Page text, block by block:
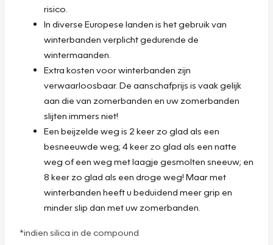
risico.
In diverse Europese landen is het gebruik van
winterbanden verplicht gedurende de
wintermaanden.
Extra kosten voor winterbanden zijn
verwaarloosbaar. De aanschafprijs is vaak gelijk
aan die van zomerbanden en uw zomerbanden
slijten immers niet!
Een beijzelde weg is 2 keer zo glad als een
besneeuwde weg; 4 keer zo glad als een natte
weg of een weg met laagje gesmolten sneeuw; en
8 keer zo glad als een droge weg! Maar met
winterbanden heeft u beduidend meer grip en
minder slip dan met uw zomerbanden.
*indien silica in de compound